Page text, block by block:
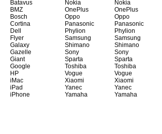
Batavus
BMZ
Bosch
Cortina
Dell
Flyer
Galaxy
Gazelle
Giant
Google
HP
iMac
iPad
iPhone
Nokia
OnePlus
Oppo
Panasonic
Phylion
Samsung
Shimano
Sony
Sparta
Toshiba
Vogue
Xiaomi
Yanec
Yamaha
Nokia
OnePlus
Oppo
Panasonic
Phylion
Samsung
Shimano
Sony
Sparta
Toshiba
Vogue
Xiaomi
Yanec
Yamaha